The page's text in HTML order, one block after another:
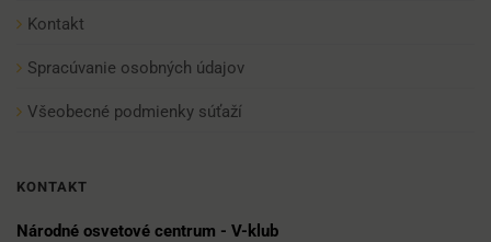
Kontakt
Spracúvanie osobných údajov
Všeobecné podmienky súťaží
KONTAKT
Národné osvetové centrum - V-klub